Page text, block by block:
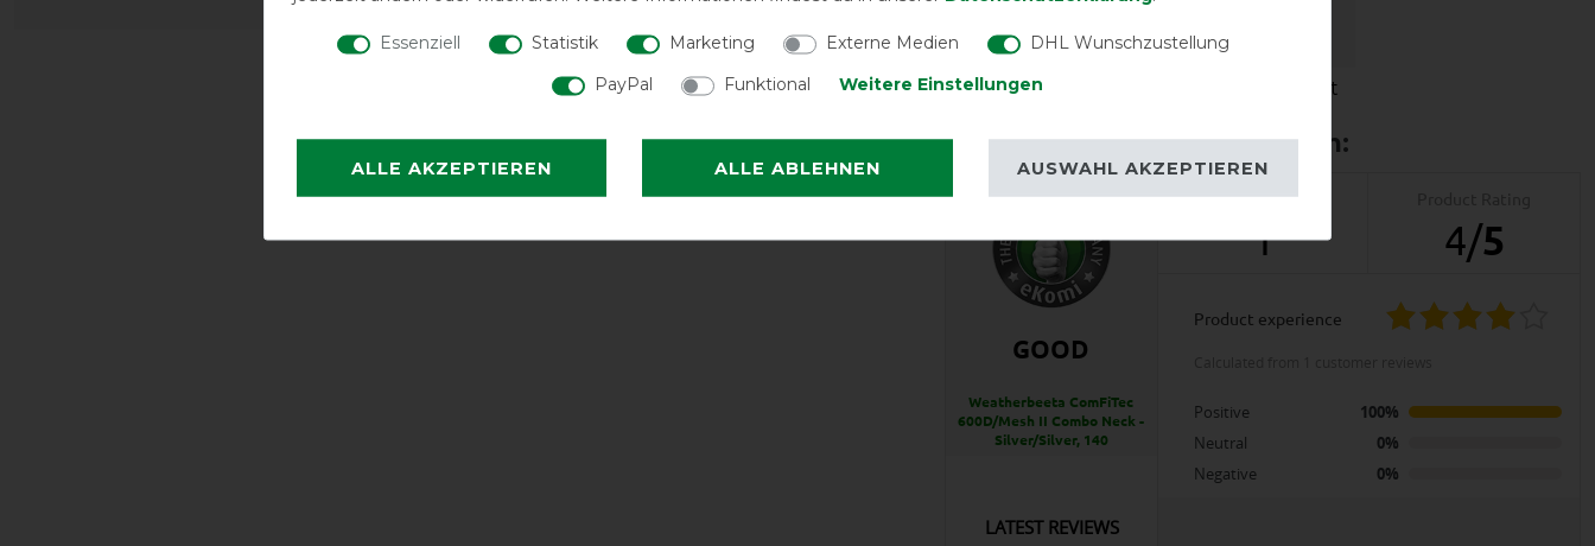
Reißfestigkeit Wasserdichtigkeit
GOOD
Weatherbeeta ComFiTec
600D/Mesh II Combo Neck -
Silver/Silver, 140
Product Reviews
1 4/5
product experience
Positive
100%
Neutral
0%
Negative
0%
LATEST REVIEWS
Essenziell Statistik Marketing Externe Medien
DHL Wunschzustellung
PayPal
Funktional Weitere Einstellungen
ALLE AKZEPTIEREN ALLE ABLEHNEN AUSWAHL AKZEPTIEREN